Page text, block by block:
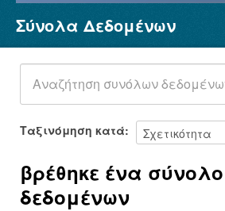
Σύνολα Δεδομένων
Φορείς
Ομάδες
Σχετικά
Σύνολα Δεδομένων
Ταξινόμηση κατά
βρέθηκε ένα σύνολο
δεδομένων